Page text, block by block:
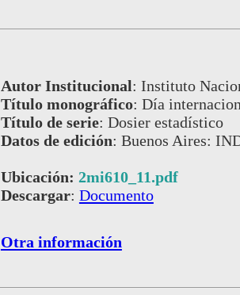
Autor Institucional: Instituto
Título monográfico: Día
Título de serie: Dosier estadístico
Datos de edición: Buenos Aires:
Ubicación: 2mi610_11.pdf
Descargar: Documento
Otra información